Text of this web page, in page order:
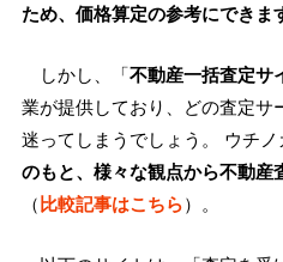
ため、価格算定の参考にできま
しかし、「不動産一括査定サ
業が提供しており、どの査定サ
迷ってしまうでしょう。 ウチノ
のもと、様々な観点から不動産
（比較記事はこちら）。